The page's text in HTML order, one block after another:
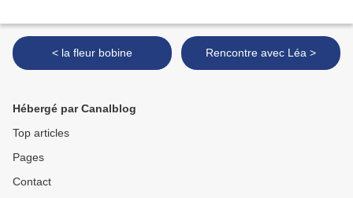
< la fleur bobine Rencontre avec Léa >
Hébergé par Canalblog
Top articles
Pages
Contact